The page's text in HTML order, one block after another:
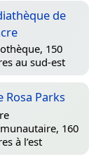
de
150
au sud-est
Rosa Parks
160
à l’est